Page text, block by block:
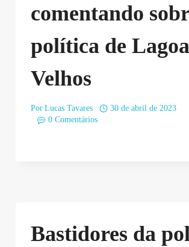
comentando
política de
Velhos
Por Lucas Tavares
30 de abril de 2023
0 Comentários
Bastidores da